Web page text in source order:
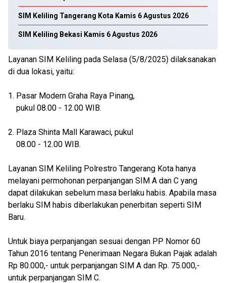
SIM Keliling Tangerang Kota Kamis 6 Agustus 2026
SIM Keliling Bekasi Kamis 6 Agustus 2026
Layanan SIM Keliling pada Selasa (5/8/2025) dilaksanakan
di dua lokasi, yaitu:
1. Pasar Modern Graha Raya Pinang,
pukul 08.00 - 12.00 WIB.
2. Plaza Shinta Mall Karawaci, pukul
08.00 - 12.00 WIB.
Layanan SIM Keliling Polrestro Tangerang Kota hanya
melayani permohonan perpanjangan SIM A dan C yang
dapat dilakukan sebelum masa berlaku habis. Apabila masa
berlaku SIM habis diberlakukan penerbitan seperti SIM
Baru.
Untuk biaya perpanjangan sesuai dengan PP Nomor 60
Tahun 2016 tentang Penerimaan Negara Bukan Pajak adalah
Rp 80.000,- untuk perpanjangan SIM A dan Rp. 75.000,-
untuk perpanjangan SIM C.